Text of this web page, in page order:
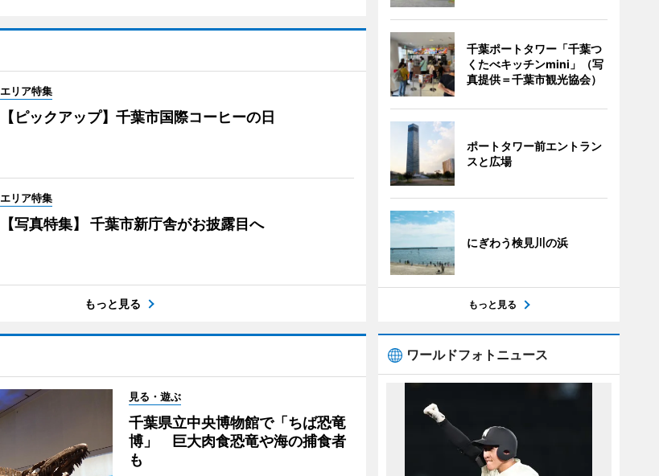
エリア特集
【ピックアップ】千葉市国際コーヒーの日
エリア特集
【写真特集】 千葉市新庁舎がお披露目へ
もっと見る
見る・遊ぶ
千葉県立中央博物館で「ちば恐竜
博」 巨大肉食恐竜や海の捕食者
も
千葉ポートタワー「千葉つ
くたべキッチンmini」（写
真提供＝千葉市観光協会）
ポートタワー前エントラン
スと広場
にぎわう検見川の浜
もっと見る
ワールドフォトニュース